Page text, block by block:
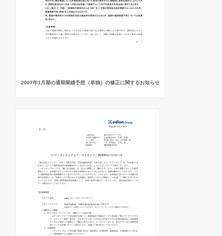
2007年3月期の通期業績予想（単独）の修正に関するお知らせ